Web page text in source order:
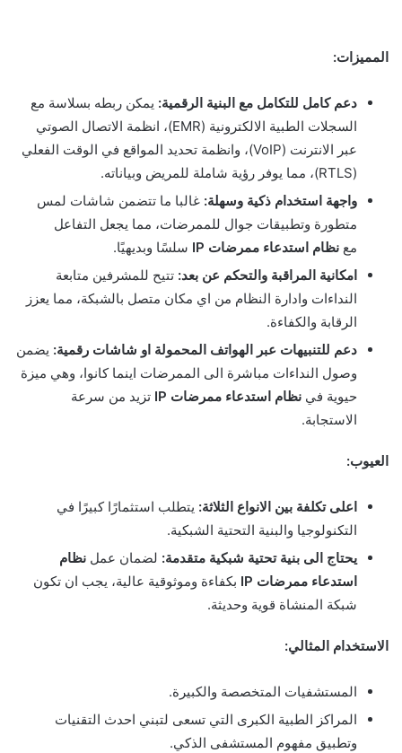
المميزات:
دعم كامل للتكامل مع البنية الرقمية: يمكن ربطه بسلاسة مع
السجلات الطبية الالكترونية (EMR)، انظمة الاتصال الصوتي
عبر الانترنت (VoIP)، وانظمة تحديد المواقع في الوقت الفعلي
(RTLS)، مما يوفر رؤية شاملة للمريض وبياناته.
واجهة استخدام ذكية وسهلة: غالبا ما تتضمن شاشات لمس
متطورة وتطبيقات جوال للممرضات، مما يجعل التفاعل
مع نظام استدعاء ممرضات IP
سلسًا وبديهيًا.
امكانية المراقبة والتحكم عن بعد: تتيح للمشرفين متابعة
النداءات وادارة النظام من اي مكان متصل بالشبكة، مما يعزز
الرقابة والكفاءة.
دعم للتنبيهات عبر الهواتف المحمولة او شاشات رقمية: يضمن
وصول النداءات مباشرة الى الممرضات اينما كانوا، وهي ميزة
حيوية في نظام استدعاء ممرضات IP
تزيد من سرعة
الاستجابة.
العيوب:
اعلى تكلفة بين الانواع الثلاثة: يتطلب استثمارًا كبيرًا في
التكنولوجيا والبنية التحتية الشبكية.
يحتاج الى بنية تحتية شبكية متقدمة: لضمان عمل نظام
استدعاء ممرضات IP
بكفاءة وموثوقية عالية، يجب ان تكون
شبكة المنشاة قوية وحديثة.
الاستخدام المثالي:
المستشفيات المتخصصة والكبيرة.
المراكز الطبية الكبرى التي تسعى لتبني احدث التقنيات
وتطبيق مفهوم المستشفى الذكي.